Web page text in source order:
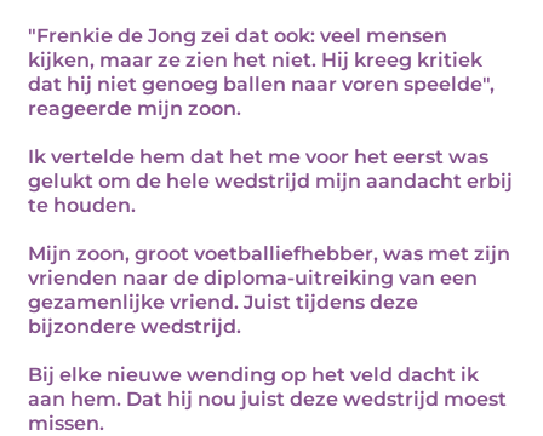
"Frenkie de Jong zei dat ook: veel mensen
kijken, maar ze zien het niet. Hij kreeg kritiek
dat hij niet genoeg ballen naar voren speelde",
reageerde mijn zoon.
Ik vertelde hem dat het me voor het eerst was
gelukt om de hele wedstrijd mijn aandacht erbij
te houden.
Mijn zoon, groot voetballiefhebber, was met zijn
vrienden naar de diploma-uitreiking van een
gezamenlijke vriend. Juist tijdens deze
bijzondere wedstrijd.
Bij elke nieuwe wending op het veld dacht ik
aan hem. Dat hij nou juist deze wedstrijd moest
missen.